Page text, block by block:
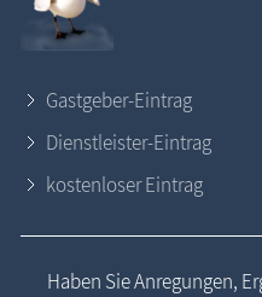
Gastgeber-Eintrag
Dienstleister-Eintrag
kostenloser Eintrag
Haben Sie Anregungen,